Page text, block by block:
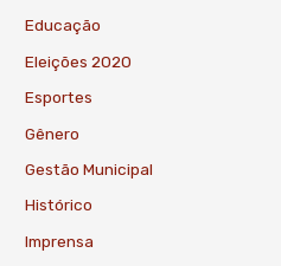
Educação
Eleições 2020
Esportes
Gênero
Gestão Municipal
Histórico
Imprensa